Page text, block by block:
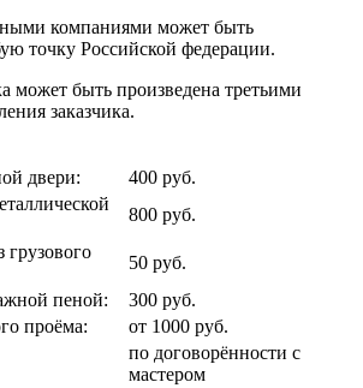
компаниями может быть
точку Российской федерации.
может быть произведена третьими
заказчика.
двери:
400 руб.
800 руб.
грузового
50 руб.
пеной:
300 руб.
проёма:
от 1000 руб.
по договорённости с
мастером